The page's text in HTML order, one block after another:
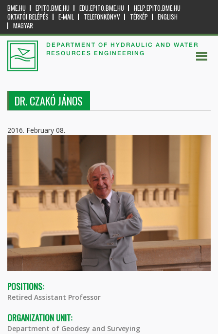
BME.HU EPITO.BME.HU EDU.EPITO.BME.HU
HELP.EPITO.BME.HU
OKTATÓI BELÉPÉS
E-MAIL TELEFONKÖNYV TÉRKÉP
ENGLISH
MAGYAR
DEPARTMENT OF HYDRAULIC AND WATER
RESOURCES ENGINEERING
DR. CZAKÓ JÁNOS
2016. February 08.
POSITIONS:
Retired Assistant Professor
ORGANIZATION UNIT:
Department of Geodesy and Surveying